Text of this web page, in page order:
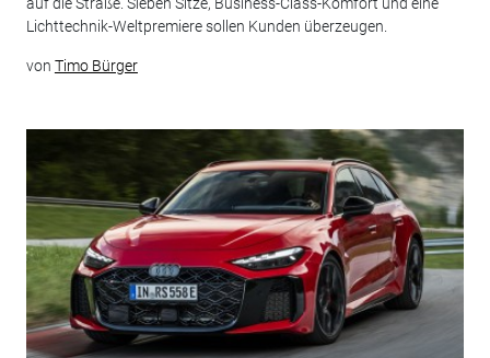
Lichttechnik-Weltpremiere sollen Kunden überzeugen.
von Timo Bürger